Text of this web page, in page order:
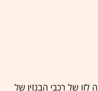
של רכבי הבנזין של